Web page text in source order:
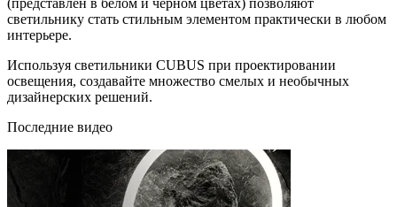
светильнику стать стильным элементом практически в любом
интерьере.
Используя светильники CUBUS при проектировании
освещения, создавайте множество смелых и необычных
дизайнерских решений.
Последние видео